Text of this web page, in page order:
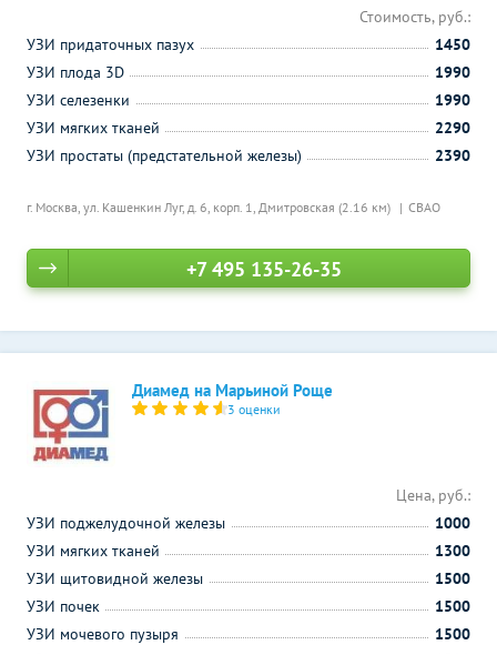
г. Москва, ул. Кашенкин Луг, д. 6, корп. 1, Дмитровская (2.16 км) СВАО
Стоимость, руб.:
УЗИ придаточных пазух
1450
УЗИ плода 3D
1990
УЗИ селезенки
1990
УЗИ мягких тканей
2290
УЗИ простаты (предстательной железы)
2390
+7 495 135-26-35
Диамед на Марьиной Роще
3 оценки
Цена, руб.:
УЗИ поджелудочной железы
1000
УЗИ мягких тканей
1300
УЗИ щитовидной железы
1500
УЗИ почек
1500
УЗИ мочевого пузыря
1500